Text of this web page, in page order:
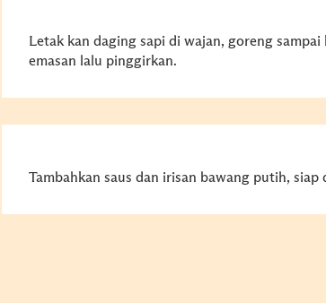
Letak kan daging sapi di wajan, goreng sampai
emasan lalu pinggirkan.
Tambahkan saus dan irisan bawang putih, siap